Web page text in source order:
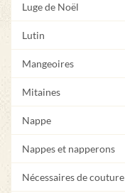
Luge de Noël
Lutin
Mangeoires
Mitaines
Nappe
Nappes et napperons
Nécessaires de couture